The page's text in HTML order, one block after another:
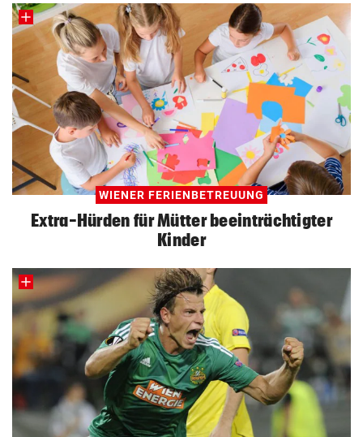
WIENER FERIENBETREUUNG
Extra-Hürden für Mütter beeinträchtigter
Kinder